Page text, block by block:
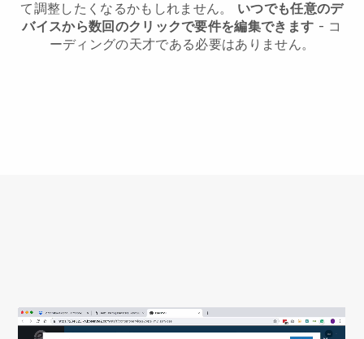
て調整したくなるかもしれません。 いつでも任意のデ
バイスから数回のクリックで要件を編集できます - コ
ーディングの天才である必要はありません。